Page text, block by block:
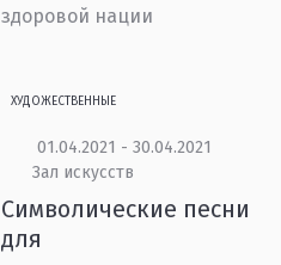
здоровой нации
ХУДОЖЕСТВЕННЫЕ
01.04.2021 - 30.04.2021
Зал искусств
Символические песни
для